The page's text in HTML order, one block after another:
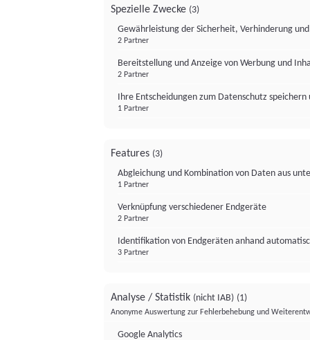
Spezielle Zwecke (3)
Gewährleistung der Sicherheit, Verhinderung
2 Partner
Bereitstellung und Anzeige von Werbung und
2 Partner
Ihre Entscheidungen zum Datenschutz
1 Partner
Features (3)
Abgleichung und Kombination von Daten aus
1 Partner
Verknüpfung verschiedener Endgeräte
2 Partner
Identifikation von Endgeräten anhand
3 Partner
Analyse / Statistik (nicht IAB) (1)
Anonyme Auswertung zur Fehlerbehebung und
Google Analytics